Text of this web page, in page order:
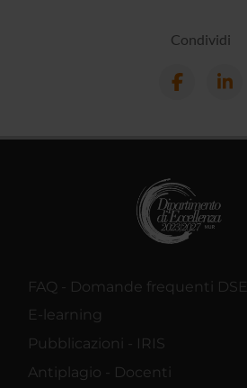
Condividi
FAQ - Domande frequenti DSE
E-learning
Pubblicazioni - IRIS
Antiplagio - Docenti